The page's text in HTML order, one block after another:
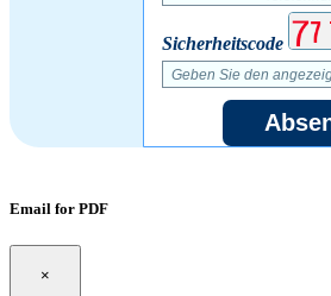
Sicherheitscode
Email for PDF
×